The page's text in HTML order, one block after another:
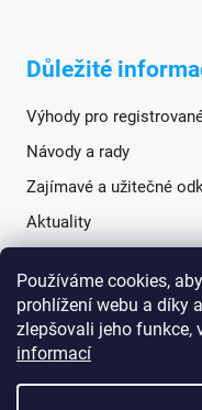
Používáme cookies,
prohlížení webu a díky
zlepšovali jeho funkce,
informací
Důležité
Výhody pro
Návody a rady
Zajímavé a užitečné
Aktuality
Sociální sítě